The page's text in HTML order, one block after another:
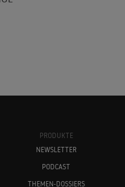
PRODUKTE
NEWSLETTER
PODCAST
THEMEN-DOSSIERS